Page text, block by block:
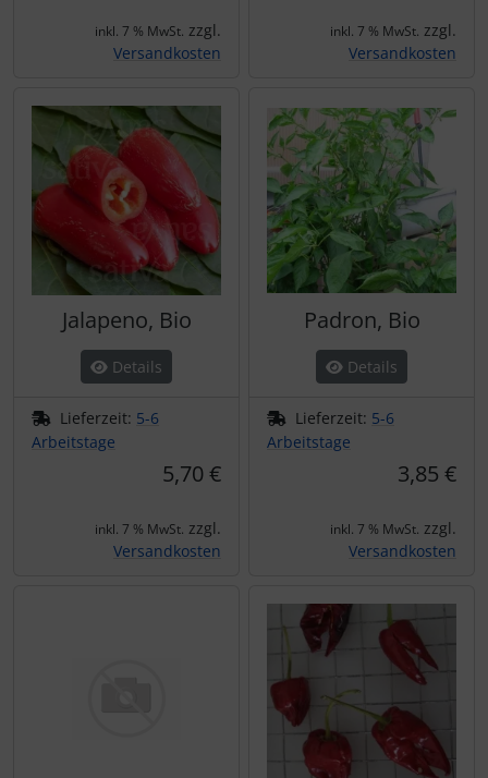
inkl. 7 % MwSt. zzgl.
Versandkosten
inkl. 7 % MwSt. zzgl.
Versandkosten
Jalapeno, Bio
Details
Lieferzeit: 5-6
Arbeitstage
5,70 €
inkl. 7 % MwSt. zzgl.
Versandkosten
Padron, Bio
Details
Lieferzeit: 5-6
Arbeitstage
3,85 €
inkl. 7 % MwSt. zzgl.
Versandkosten